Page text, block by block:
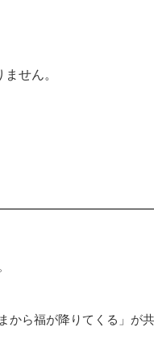
せん。
ら福が降りてくる」が共